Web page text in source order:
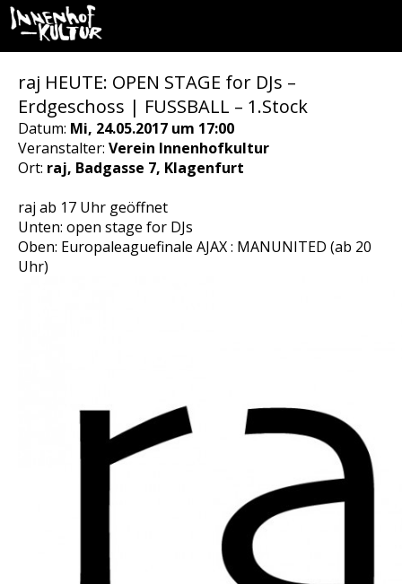
raj HEUTE: OPEN STAGE for DJs –
Erdgeschoss | FUSSBALL – 1.Stock
Datum: Mi, 24.05.2017 um 17:00
Veranstalter: Verein Innenhofkultur
Ort: raj, Badgasse 7, Klagenfurt
raj ab 17 Uhr geöffnet
Unten: open stage for DJs
Oben: Europaleaguefinale AJAX : MANUNITED (ab 20
Uhr)